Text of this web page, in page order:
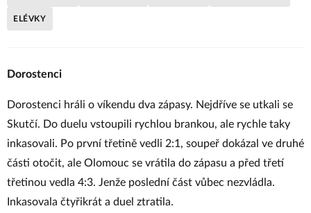
ELÉVKY
Dorostenci
Dorostenci hráli o víkendu dva zápasy. Nejdříve se utkali se
Skutčí. Do duelu vstoupili rychlou brankou, ale rychle taky
inkasovali. Po první třetině vedli 2:1, soupeř dokázal ve druhé
části otočit, ale Olomouc se vrátila do zápasu a před třetí
třetinou vedla 4:3. Jenže poslední část vůbec nezvládla.
Inkasovala čtyřikrát a duel ztratila.